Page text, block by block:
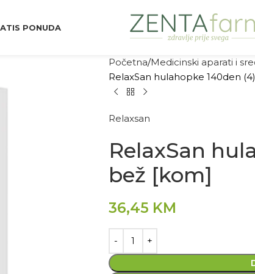
PONUDA
Početna Medicinski aparati i
RelaxSan hulahopke 140den
Relaxsan
RelaxSan
bež [kom]
36,45 KM